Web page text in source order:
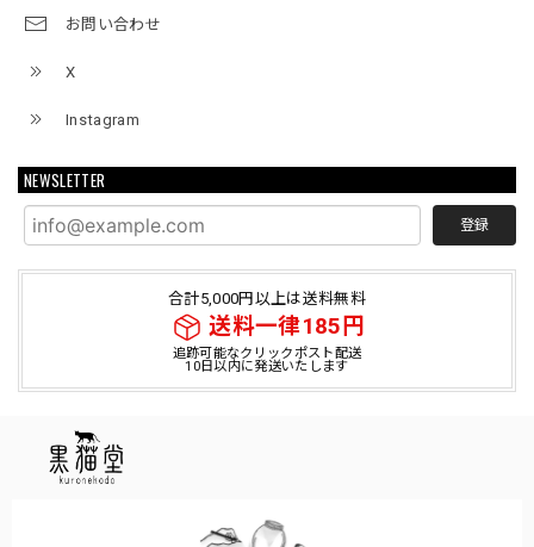
お問い合わせ
X
Instagram
NEWSLETTER
登録
合計5,000円以上は送料無料
送料一律185円
追跡可能なクリックポスト配送
10日以内に発送いたします